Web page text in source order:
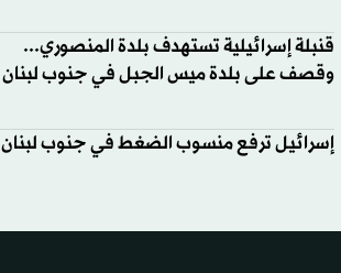
قنبلة إسرائيلية تستهدف بلدة المنصوري...
وقصف على بلدة ميس الجبل في جنوب لبنان
إسرائيل ترفع منسوب الضغط في جنوب لبنان